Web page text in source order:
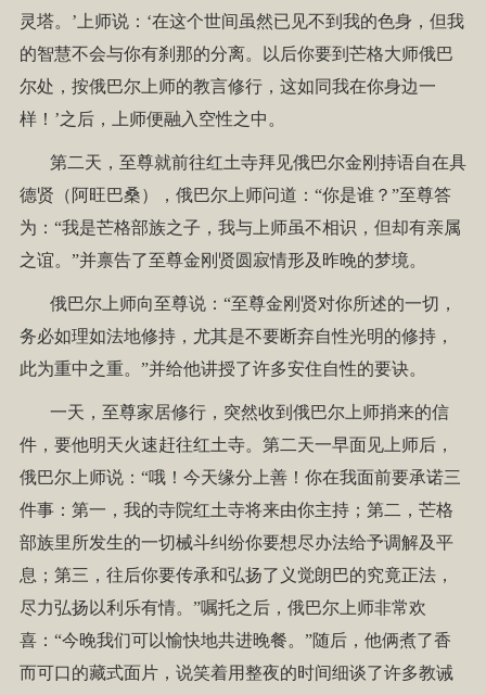
灵塔。’上师说：‘在这个世间虽然已见不到我的色身，但我
的智慧不会与你有刹那的分离。以后你要到芒格大师俄巴
尔处，按俄巴尔上师的教言修行，这如同我在你身边一
样！’之后，上师便融入空性之中。
第二天，至尊就前往红土寺拜见俄巴尔金刚持语自在具
德贤（阿旺巴桑），俄巴尔上师问道：“你是谁？”至尊答
为：“我是芒格部族之子，我与上师虽不相识，但却有亲属
之谊。”并禀告了至尊金刚贤圆寂情形及昨晚的梦境。
俄巴尔上师向至尊说：“至尊金刚贤对你所述的一切，
务必如理如法地修持，尤其是不要断弃自性光明的修持，
此为重中之重。”并给他讲授了许多安住自性的要诀。
一天，至尊家居修行，突然收到俄巴尔上师捎来的信
件，要他明天火速赶往红土寺。第二天一早面见上师后，
俄巴尔上师说：“哦！今天缘分上善！你在我面前要承诺三
件事：第一，我的寺院红土寺将来由你主持；第二，芒格
部族里所发生的一切械斗纠纷你要想尽办法给予调解及平
息；第三，往后你要传承和弘扬了义觉朗巴的究竟正法，
尽力弘扬以利乐有情。”嘱托之后，俄巴尔上师非常欢
喜：“今晚我们可以愉快地共进晚餐。”随后，他俩煮了香
而可口的藏式面片，说笑着用整夜的时间细谈了许多教诫